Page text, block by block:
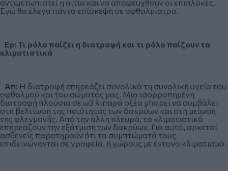
αντιμετωπιστεί η αιτία και να αποφευχθούν οι επιπλοκές.
Εγώ θα έλεγα πάντα επίσκεψη σε οφθαλμίατρο.
Ερ: Τι ρόλο παίζει η διατροφή και τι ρόλο παίζουν τα
κλιματιστικά
Απ: Η διατροφή επηρεάζει συνολικά τη συνολική υγεία του
οφθαλμού και του σώματός μας. Μια ισορροπημένη
διατροφή πλούσια σε ω3 λιπαρά οξέα μπορεί να συμβάλει
στη βελτίωση της ποιότητας των δακρύων και στη μείωση
της φλεγμονής. Από την άλλη πλευρά, τα κλιματιστικά
επηρεάζουν την εξάτμιση των δακρύων. Για αυτό, αρκετοί
ασθενείς παρατηρούν ότι τα συμπτώματά τους
επιδεινώνονται σε γραφεία, ή χώρους με έντονο κλιματισμό.